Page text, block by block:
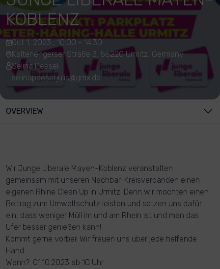
KOBLENZ
Oct 1, 2023 , 10:00 - 14:30
Kaltenengerser Straße 3, 56220 Urmitz, Germany
Selina Peesel
selinapeesel.julis@gmx.de
OVERVIEW
Wir Junge Liberale Mayen-Koblenz veranstalten
gemeinsam mit unseren Nachbar-Kreisverbänden einen
eigenen Rhine Clean Up in Urmitz. Denn wir möchten einen
Beitrag zum Umweltschutz leisten und setzen uns dafür
ein, dass weniger Müll im und am Rhein ist und man das
Ufer besser genießen kann!
Kommt gerne vorbei! Wir freuen uns über jede helfende
Hand.
Wann?: 01.10.2023 ab 10 Uhr